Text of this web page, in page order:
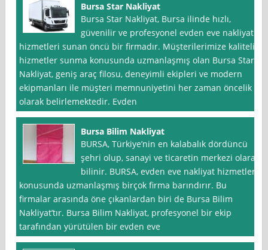
Bursa Star Nakliyat
Bursa Star Nakliyat, Bursa ilinde hızlı,
güvenilir ve profesyonel evden eve nakliyat
hizmetleri sunan öncü bir firmadır. Müşterilerimize kaliteli
hizmetler sunma konusunda uzmanlaşmış olan Bursa Star
Nakliyat, geniş araç filosu, deneyimli ekipleri ve modern
ekipmanları ile müşteri memnuniyetini her zaman öncelik
olarak belirlemektedir. Evden
Bursa Bilim Nakliyat
BURSA, Türkiye’nin en kalabalık dördüncü
şehri olup, sanayi ve ticaretin merkezi olarak
bilinir. BURSA, evden eve nakliyat hizmetleri
konusunda uzmanlaşmış birçok firma barındırır. Bu
firmalar arasında öne çıkanlardan biri de Bursa Bilim
Nakliyat’tır. Bursa Bilim Nakliyat, profesyonel bir ekip
tarafından yürütülen bir evden eve